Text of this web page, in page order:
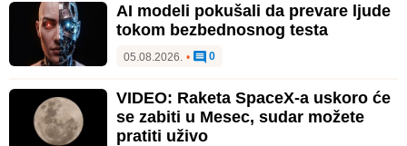
AI modeli pokušali da prevare ljude
tokom bezbednosnog testa
05.08.2026. • 0
VIDEO: Raketa SpaceX-a uskoro će
se zabiti u Mesec, sudar možete
pratiti uživo